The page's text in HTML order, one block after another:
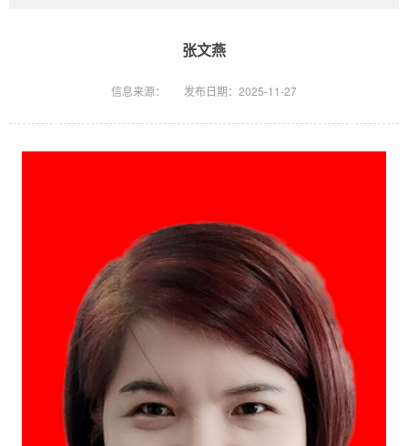
张文燕
信息来源： 发布日期：2025-11-27